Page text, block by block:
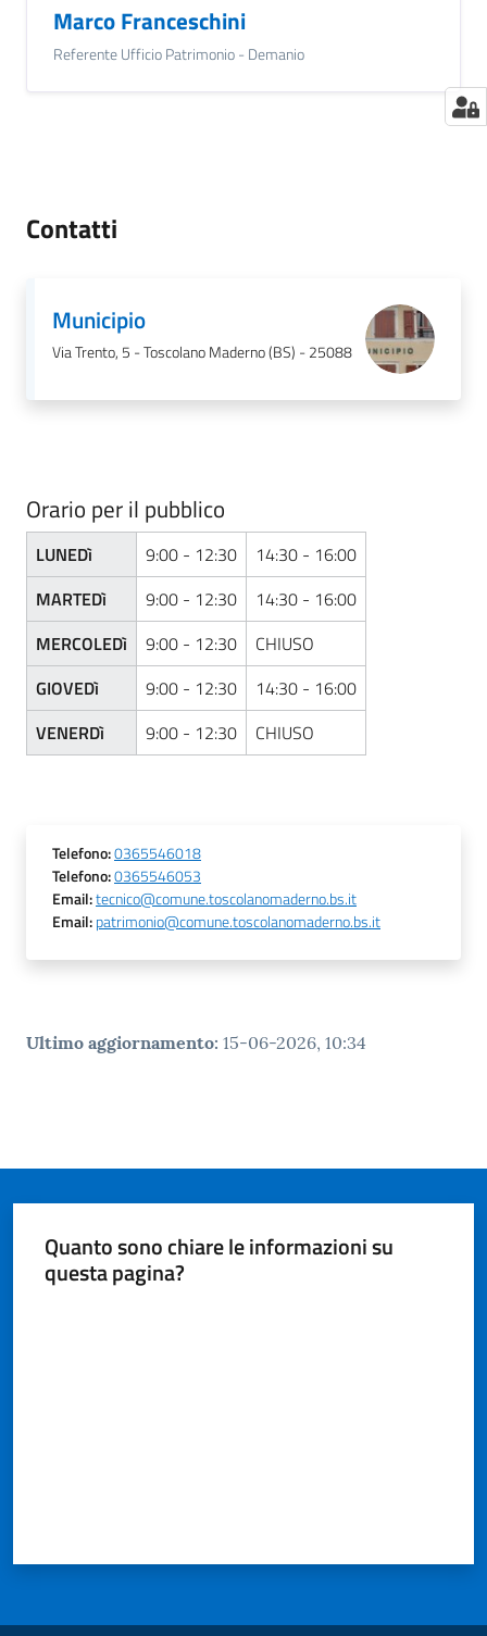
Marco Franceschini
Referente Ufficio Patrimonio - Demanio
Contatti
Municipio
Via Trento, 5 - Toscolano Maderno (BS) - 25088
Orario per il pubblico
LUNEDì 9:00 - 12:30
14:30 - 16:00
MARTEDì
9:00 - 12:30
14:30 - 16:00
MERCOLEDì
9:00 - 12:30
CHIUSO
GIOVEDì
9:00 - 12:30
14:30 - 16:00
VENERDì
9:00 - 12:30 CHIUSO
Telefono:0365546018
Telefono:0365546053
Email:tecnico@comune.toscolanomaderno.bs.it
Email:patrimonio@comune.toscolanomaderno.bs.it
Ultimo aggiornamento: 15-06-2026, 10:34
Quanto sono chiare le informazioni su
questa pagina?